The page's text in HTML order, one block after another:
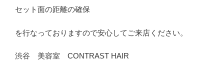
セット面の距離の確保
を行なっておりますので安心してご来店ください。
渋谷 美容室 CONTRAST HAIR